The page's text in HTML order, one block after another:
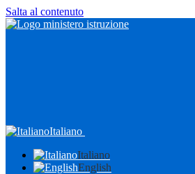
Salta al contenuto
Italiano
Italiano
English